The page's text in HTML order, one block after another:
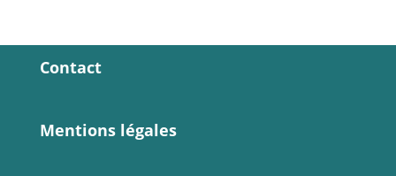
Contact
Mentions légales